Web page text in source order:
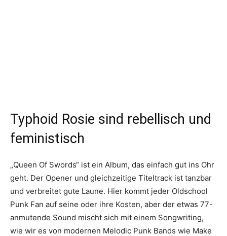
Typhoid Rosie sind rebellisch und
feministisch
„Queen Of Swords“ ist ein Album, das einfach gut ins Ohr
geht. Der Opener und gleichzeitige Titeltrack ist tanzbar
und verbreitet gute Laune. Hier kommt jeder Oldschool
Punk Fan auf seine oder ihre Kosten, aber der etwas 77-
anmutende Sound mischt sich mit einem Songwriting,
wie wir es von modernen Melodic Punk Bands wie Make